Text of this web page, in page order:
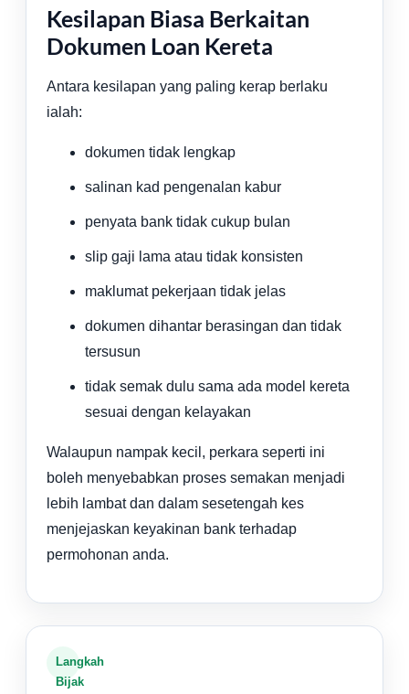
Kesilapan Biasa Berkaitan
Dokumen Loan Kereta
Antara kesilapan yang paling kerap berlaku
ialah:
dokumen tidak lengkap
salinan kad pengenalan kabur
penyata bank tidak cukup bulan
slip gaji lama atau tidak konsisten
maklumat pekerjaan tidak jelas
dokumen dihantar berasingan dan tidak
tersusun
tidak semak dulu sama ada model kereta
sesuai dengan kelayakan
Walaupun nampak kecil, perkara seperti ini
boleh menyebabkan proses semakan menjadi
lebih lambat dan dalam sesetengah kes
menjejaskan keyakinan bank terhadap
permohonan anda.
Langkah
Bijak